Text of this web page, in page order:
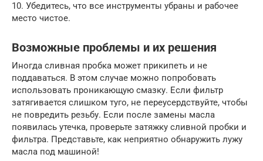
10. Убедитесь, что все инструменты убраны и рабочее
место чистое.
Возможные проблемы и их решения
Иногда сливная пробка может прикипеть и не
поддаваться. В этом случае можно попробовать
использовать проникающую смазку. Если фильтр
затягивается слишком туго, не переусердствуйте, чтобы
не повредить резьбу. Если после замены масла
появилась утечка, проверьте затяжку сливной пробки и
фильтра. Представьте, как неприятно обнаружить лужу
масла под машиной!